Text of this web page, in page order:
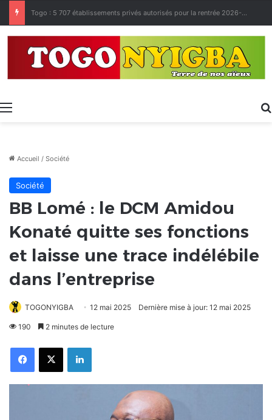
Made in Togo 2026 : un bilan positif qui prépare le terrain pour la Foire Internationale de Lomé
Menu
Accueil / Société
Société
BB Lomé : le DCM Amidou
Konaté quitte ses fonctions
et laisse une trace indélébile
dans l’entreprise
TOGONYIGBA 12 mai 2025 Dernière mise à jour: 12 mai 2025
190 2 minutes de lecture
FacebookX Linkedin